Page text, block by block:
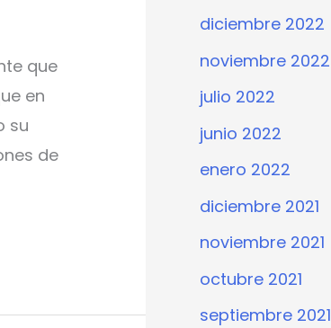
que
en
su
de
diciembre 2022
noviembre 2022
julio 2022
junio 2022
enero 2022
diciembre 2021
noviembre 2021
octubre 2021
septiembre 2021